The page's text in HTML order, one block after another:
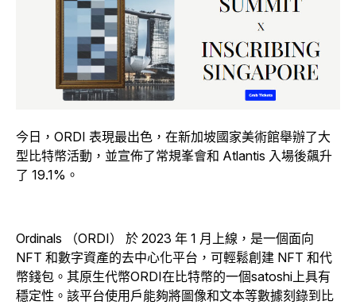
今日，ORDI 表現最出色，在新加坡國家美術館舉辦了大
型比特幣活動，並宣佈了常規峯會和 Atlantis 入場後飆升
了 19.1%。
Ordinals （ORDI） 於 2023 年 1 月上線，是一個面向
NFT 和數字資產的去中心化平台，可輕鬆創建 NFT 和代
幣錢包。其原生代幣ORDI在比特幣的一個satoshi上具有
穩定性。該平台使用戶能夠將圖像和文本等數據刻錄到比